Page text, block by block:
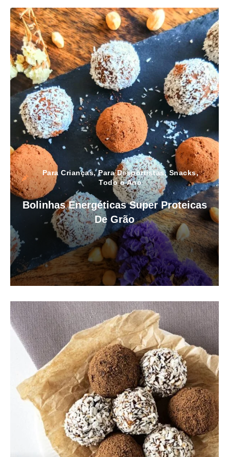
Para Crianças,Para Desportistas, Snacks,
Todo o Ano
Bolinhas Energéticas Super Proteicas
De Grão